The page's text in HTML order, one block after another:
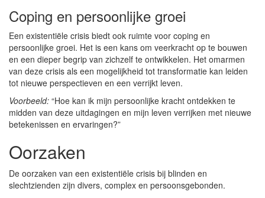
Coping en persoonlijke groei
Een existentiële crisis biedt ook ruimte voor coping en
persoonlijke groei. Het is een kans om veerkracht op te bouwen
en een dieper begrip van zichzelf te ontwikkelen. Het omarmen
van deze crisis als een mogelijkheid tot transformatie kan leiden
tot nieuwe perspectieven en een verrijkt leven.
Voorbeeld: “Hoe kan ik mijn persoonlijke kracht ontdekken te
midden van deze uitdagingen en mijn leven verrijken met nieuwe
betekenissen en ervaringen?”
Oorzaken
De oorzaken van een existentiële crisis bij blinden en
slechtzienden zijn divers, complex en persoonsgebonden.